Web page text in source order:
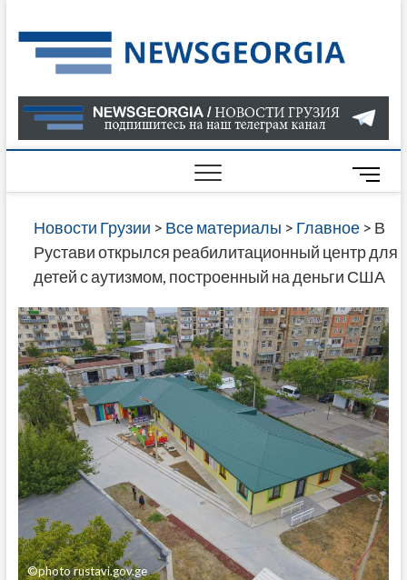
to
content
О
В
ГРУЗИИ
САЙТЕ
M
e
n
u
B
t
t
o
n
Новости Грузии > Все материалы > Главное> В
Рустави открылся реабилитационный центр для
детей с аутизмом, построенный на деньги США
©photo rustavi.gov.ge